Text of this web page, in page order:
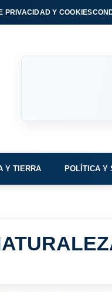
PRIVACIDAD Y COOKIES
Y TIERRA POLÍTICA Y